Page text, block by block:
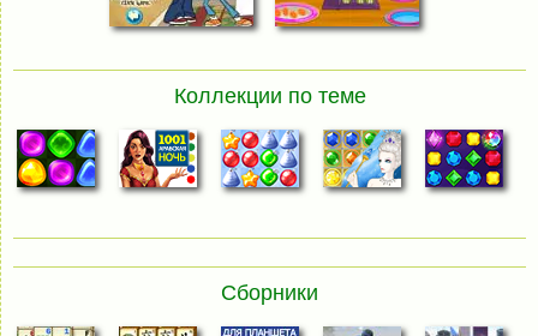
Коллекции по теме
Сборники